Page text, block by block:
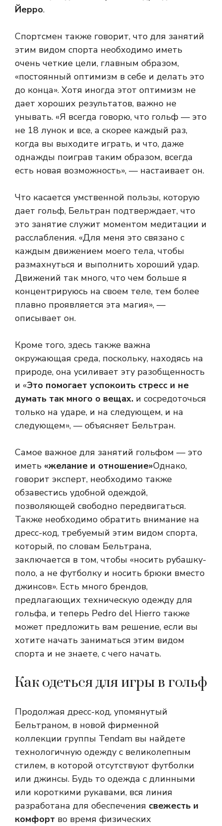
Йерро.
Спортсмен также говорит, что для занятий
этим видом спорта необходимо иметь
очень четкие цели, главным образом,
«постоянный оптимизм в себе и делать это
до конца». Хотя иногда этот оптимизм не
дает хороших результатов, важно не
унывать. «Я всегда говорю, что гольф — это
не 18 лунок и все, а скорее каждый раз,
когда вы выходите играть, и что, даже
однажды поиграв таким образом, всегда
есть новая возможность», — настаивает он.
Что касается умственной пользы, которую
дает гольф, Бельтран подтверждает, что
это занятие служит моментом медитации и
расслабления. «Для меня это связано с
каждым движением моего тела, чтобы
размахнуться и выполнить хороший удар.
Движений так много, что чем больше я
концентрируюсь на своем теле, тем более
плавно проявляется эта магия», —
описывает он.
Кроме того, здесь также важна
окружающая среда, поскольку, находясь на
природе, она усиливает эту разобщенность
и «Это помогает успокоить стресс и не
думать так много о вещах. и сосредоточься
только на ударе, и на следующем, и на
следующем», — объясняет Бельтран.
Самое важное для занятий гольфом — это
иметь «желание и отношение»Однако,
говорит эксперт, необходимо также
обзавестись удобной одеждой,
позволяющей свободно передвигаться.
Также необходимо обратить внимание на
дресс-код, требуемый этим видом спорта,
который, по словам Бельтрана,
заключается в том, чтобы «носить рубашку-
поло, а не футболку и носить брюки вместо
джинсов». Есть много брендов,
предлагающих техническую одежду для
гольфа, и теперь Pedro del Hierro также
может предложить вам решение, если вы
хотите начать заниматься этим видом
спорта и не знаете, с чего начать.
Как одеться для игры в гольф
Продолжая дресс-код, упомянутый
Бельтраном, в новой фирменной
коллекции группы Tendam вы найдете
технологичную одежду с великолепным
стилем, в которой отсутствуют футболки
или джинсы. Будь то одежда с длинными
или короткими рукавами, вся линия
разработана для обеспечения свежесть и
комфорт во время физических